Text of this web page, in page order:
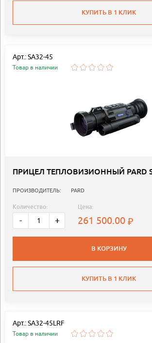
КУПИТЬ В 1 КЛИК
Арт.: SA32-45
Товар в наличии
ПРИЦЕЛ ТЕПЛОВИЗИОННЫЙ PARD
ПРОИЗВОДИТЕЛЬ: PARD
Количество:
- +
Цена:
261 500.00
В КОРЗИНУ
КУПИТЬ В 1 КЛИК
Арт.: SA32-45LRF
Товар в наличии